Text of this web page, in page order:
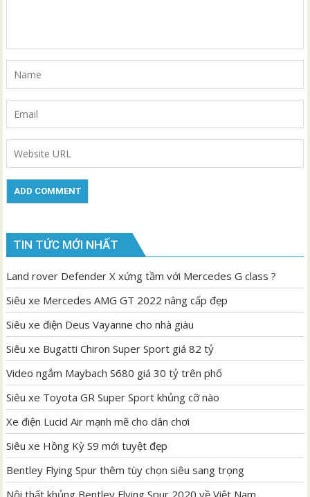
TIN TỨC MỚI NHẤT
Land rover Defender X xứng tầm với Mercedes G class ?
Siêu xe Mercedes AMG GT 2022 nâng cấp đẹp
Siêu xe điện Deus Vayanne cho nhà giàu
Siêu xe Bugatti Chiron Super Sport giá 82 tỷ
Video ngắm Maybach S680 giá 30 tỷ trên phố
Siêu xe Toyota GR Super Sport khủng cỡ nào
Xe điện Lucid Air mạnh mẽ cho dân chơi
Siêu xe Hồng Kỳ S9 mới tuyệt đẹp
Bentley Flying Spur thêm tùy chọn siêu sang trọng
Nội thất khủng Bentley Flying Spur 2020 về Việt Nam